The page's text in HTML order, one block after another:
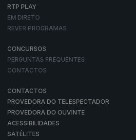
RTP PLAY
EM DIRETO
REVER PROGRAMAS
CONCURSOS
PERGUNTAS FREQUENTES
CONTACTOS
CONTACTOS
PROVEDORA DO TELESPECTADOR
PROVEDORA DO OUVINTE
ACESSIBILIDADES
SATÉLITES